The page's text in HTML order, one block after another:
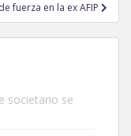
fuerza en la ex AFIP
societario se